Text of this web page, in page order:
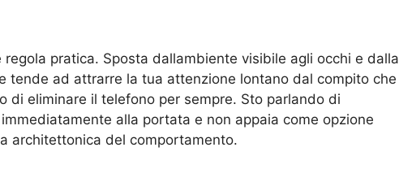
regola pratica. Sposta dallambiente visibile agli occhi e dalla
tende ad attrarre la tua attenzione lontano dal compito che
di eliminare il telefono per sempre. Sto parlando di
alla portata e non appaia come opzione
architettonica del comportamento.